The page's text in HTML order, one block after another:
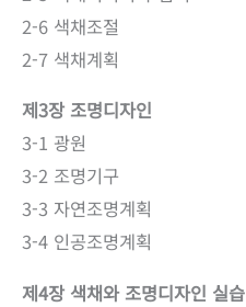
2-6 색채조절
2-7 색채계획
제3장 조명디자인
3-1 광원
3-2 조명기구
3-3 자연조명계획
3-4 인공조명계획
제4장 색채와 조명디자인 실습